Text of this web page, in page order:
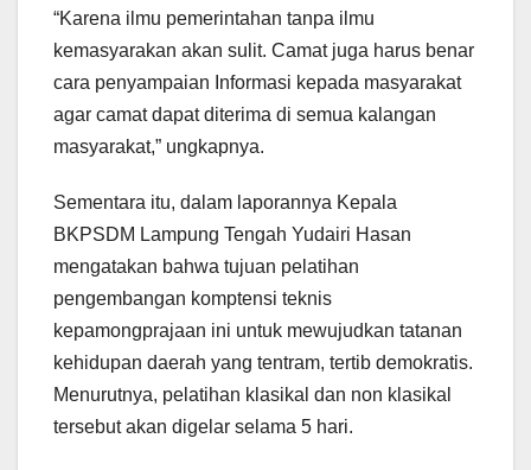
“Karena ilmu pemerintahan tanpa ilmu
kemasyarakan akan sulit. Camat juga harus benar
cara penyampaian Informasi kepada masyarakat
agar camat dapat diterima di semua kalangan
masyarakat,” ungkapnya.
Sementara itu, dalam laporannya Kepala
BKPSDM Lampung Tengah Yudairi Hasan
mengatakan bahwa tujuan pelatihan
pengembangan komptensi teknis
kepamongprajaan ini untuk mewujudkan tatanan
kehidupan daerah yang tentram, tertib demokratis.
Menurutnya, pelatihan klasikal dan non klasikal
tersebut akan digelar selama 5 hari.